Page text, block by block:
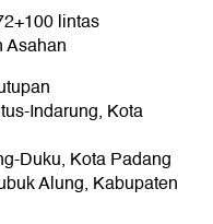
lintas
Asahan
Indarung, Kota
Duku, Kota Padang
Alung, Kabupaten